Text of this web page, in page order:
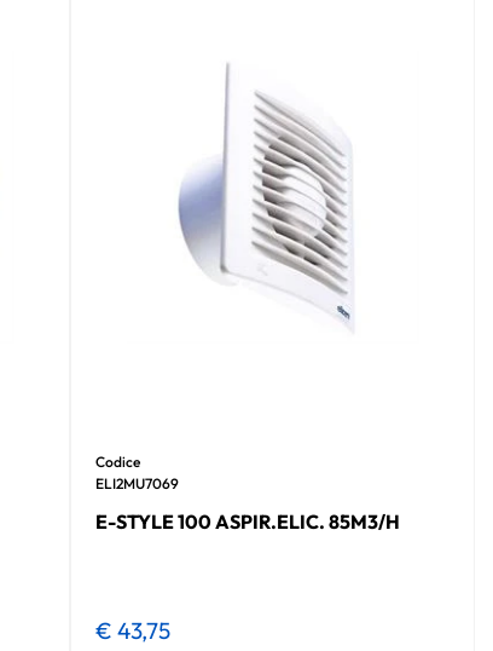
Codice
ELI2MU7069
E-STYLE 100 ASPIR.ELIC. 85M3/H
€ 43,75